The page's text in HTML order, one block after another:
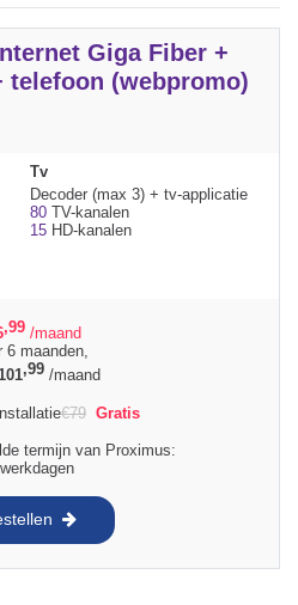
Giga Fiber +
telefoon (webpromo)
Tv
Decoder (max 3) + tv-applicatie
80 TV-kanalen
15 HD-kanalen
,99 /maand
6 maanden,
,99 /maand
€79 Gratis
termijn van Proximus: